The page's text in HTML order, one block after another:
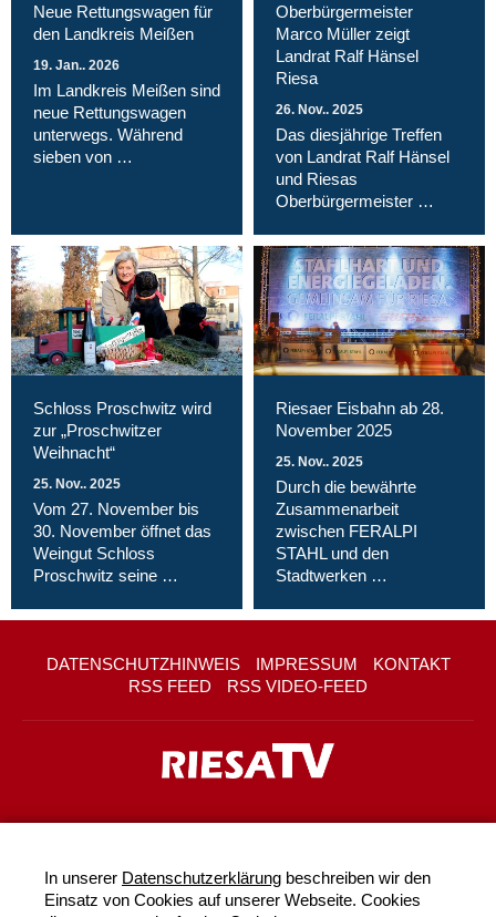
Neue Rettungswagen für
den Landkreis Meißen
19. Jan.. 2026
Im Landkreis Meißen sind
neue Rettungswagen
unterwegs. Während
sieben von …
Oberbürgermeister
Marco Müller zeigt
Landrat Ralf Hänsel
Riesa
26. Nov.. 2025
Das diesjährige Treffen
von Landrat Ralf Hänsel
und Riesas
Oberbürgermeister …
Schloss Proschwitz wird
zur „Proschwitzer
Weihnacht“
25. Nov.. 2025
Vom 27. November bis
30. November öffnet das
Weingut Schloss
Proschwitz seine …
Riesaer Eisbahn ab 28.
November 2025
25. Nov.. 2025
Durch die bewährte
Zusammenarbeit
zwischen FERALPI
STAHL und den
Stadtwerken …
DATENSCHUTZHINWEIS IMPRESSUM
KONTAKT
RSS FEED
RSS VIDEO-FEED
In unserer Datenschutzerklärung beschreiben wir den
Einsatz von Cookies auf unserer Webseite. Cookies